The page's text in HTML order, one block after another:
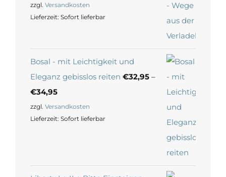
zzgl. Versandkosten
Lieferzeit: Sofort lieferbar
Bosal - mit Leichtigkeit und
Eleganz gebisslos reiten €32,95 –
€34,95
zzgl. Versandkosten
Lieferzeit: Sofort lieferbar